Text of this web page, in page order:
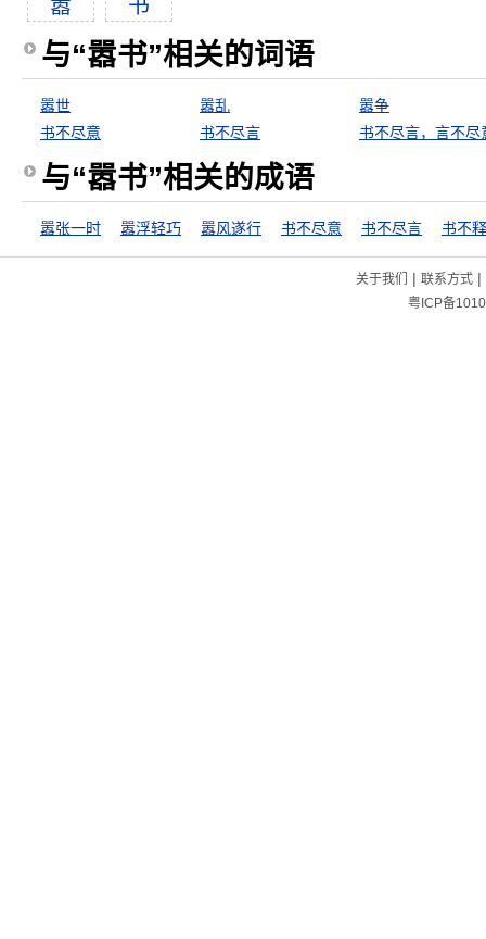
嚣 书
与“嚣书”相关的词语
嚣世 嚣乱
嚣争
书不尽意
书不尽言 书不尽言，言不尽
与“嚣书”相关的成语
嚣张一时 嚣浮轻巧 嚣风遂行 书不尽意 书不尽言 书不
关于我们 | 联系方式|
粤ICP备